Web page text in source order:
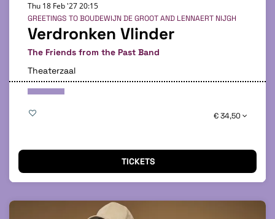
Verdronken Vlinder
The Friends from the Past Band
GREETINGS TO BOUDEWIJN DE GROOT AND LENNAERT NIJGH
Thu 18 Feb '2720:15
Theaterzaal
€ 34,50
TICKETS